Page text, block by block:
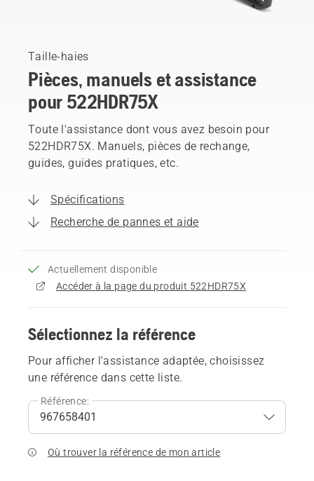
Taille-haies
Pièces, manuels et assistance
pour 522HDR75X
Toute l'assistance dont vous avez besoin pour
522HDR75X. Manuels, pièces de rechange,
guides, guides pratiques, etc.
Spécifications
Recherche de pannes et aide
Actuellement disponible
Accéder à la page du produit 522HDR75X
Sélectionnez la référence
Pour afficher l'assistance adaptée, choisissez
une référence dans cette liste.
Référence:
Où trouver la référence de mon article